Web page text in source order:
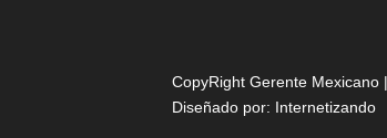
CopyRight Gerente Mexicano |
Diseñado por: Internetizando